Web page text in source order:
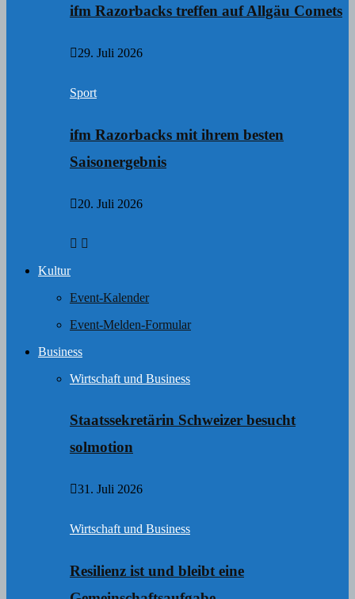
ifm Razorbacks treffen auf Allgäu Comets
29. Juli 2026
Sport
ifm Razorbacks mit ihrem besten
Saisonergebnis
20. Juli 2026
Kultur
Event-Kalender
Event-Melden-Formular
Business
Wirtschaft und Business
Staatssekretärin Schweizer besucht
solmotion
31. Juli 2026
Wirtschaft und Business
Resilienz ist und bleibt eine